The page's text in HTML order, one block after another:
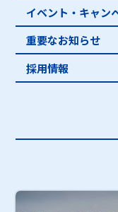
イベント・キャン
重要なお知らせ
採用情報